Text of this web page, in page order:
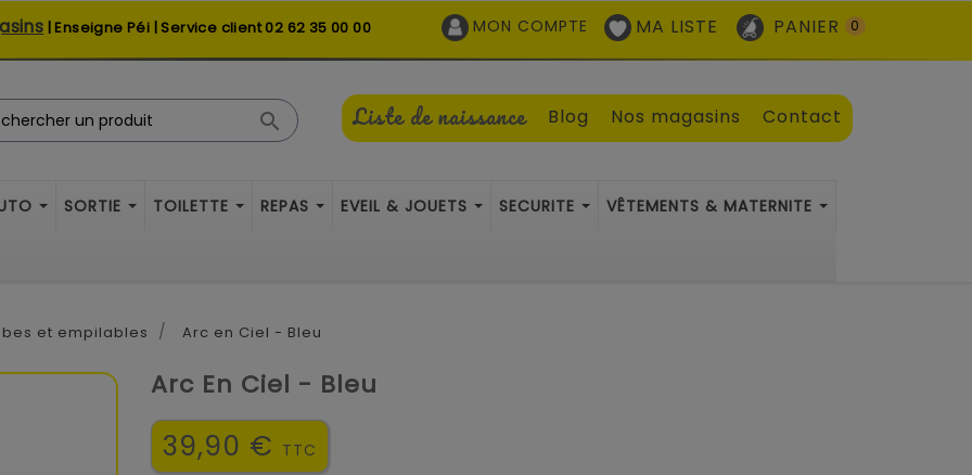
| Enseigne Péi | Service client02 62 35 00 00 MON COMPTE MA LISTE PANIER 0
Liste de naissance Blog Nos magasins Contact

SORTIE TOILETTE REPAS EVEIL & JOUETS SECURITE VÊTEMENTS & MATERNITE
et empilables Arc en Ciel - Bleu
Arc En Ciel - Bleu
39,90 € TTC